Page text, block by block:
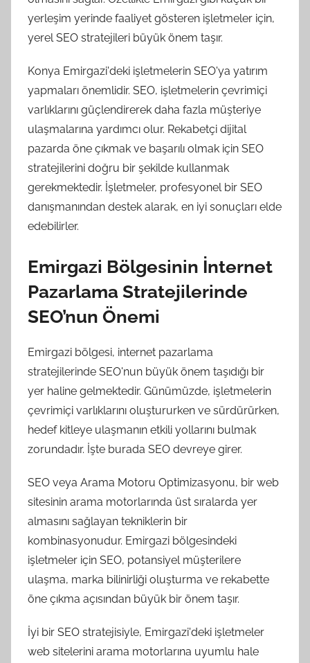
yerleşim yerinde faaliyet gösteren işletmeler için,
yerel SEO stratejileri büyük önem taşır.
Konya Emirgazi'deki işletmelerin SEO'ya yatırım
yapmaları önemlidir. SEO, işletmelerin çevrimiçi
varlıklarını güçlendirerek daha fazla müşteriye
ulaşmalarına yardımcı olur. Rekabetçi dijital
pazarda öne çıkmak ve başarılı olmak için SEO
stratejilerini doğru bir şekilde kullanmak
gerekmektedir. İşletmeler, profesyonel bir SEO
danışmanından destek alarak, en iyi sonuçları elde
edebilirler.
Emirgazi Bölgesinin İnternet
Pazarlama Stratejilerinde
SEO’nun Önemi
Emirgazi bölgesi, internet pazarlama
stratejilerinde SEO'nun büyük önem taşıdığı bir
yer haline gelmektedir. Günümüzde, işletmelerin
çevrimiçi varlıklarını oluştururken ve sürdürürken,
hedef kitleye ulaşmanın etkili yollarını bulmak
zorundadır. İşte burada SEO devreye girer.
SEO veya Arama Motoru Optimizasyonu, bir web
sitesinin arama motorlarında üst sıralarda yer
almasını sağlayan tekniklerin bir
kombinasyonudur. Emirgazi bölgesindeki
işletmeler için SEO, potansiyel müşterilere
ulaşma, marka bilinirliği oluşturma ve rekabette
öne çıkma açısından büyük bir önem taşır.
İyi bir SEO stratejisiyle, Emirgazi'deki işletmeler
web sitelerini arama motorlarına uyumlu hale